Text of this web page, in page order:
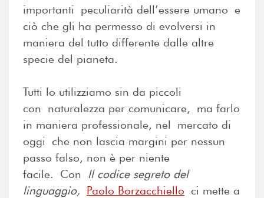
importanti peculiarità dell’essere umano e
ciò che gli ha permesso di evolversi in
maniera del tutto differente dalle altre
specie del pianeta.
Tutti lo utilizziamo sin da piccoli
con naturalezza per comunicare, ma farlo
in maniera professionale, nel mercato di
oggi che non lascia margini per nessun
passo falso, non è per niente
facile. Con Il codice segreto del
linguaggio, Paolo Borzacchiello ci mette a